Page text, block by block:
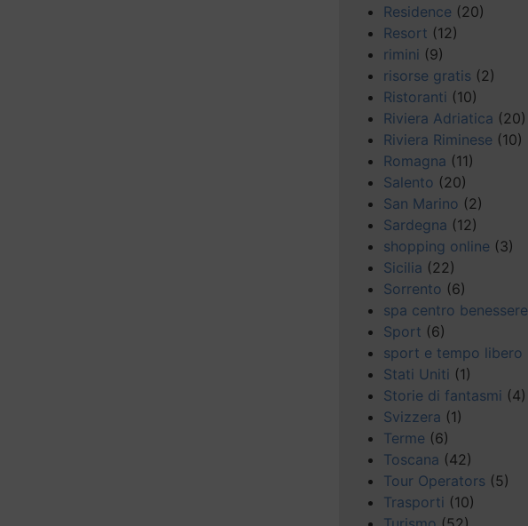
Residence (20)
Resort (12)
rimini (9)
risorse gratis (2)
Ristoranti (10)
Riviera Adriatica (20)
Riviera Riminese (10)
Romagna (11)
Salento (20)
San Marino (2)
Sardegna (12)
shopping online (3)
Sicilia (22)
Sorrento (6)
spa centro benessere
Sport (6)
sport e tempo libero
Stati Uniti (1)
Storie di fantasmi (4)
Svizzera (1)
Terme (6)
Toscana (42)
Tour Operators (5)
Trasporti (10)